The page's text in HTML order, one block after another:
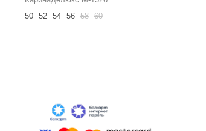
50
52 54 56 58 60